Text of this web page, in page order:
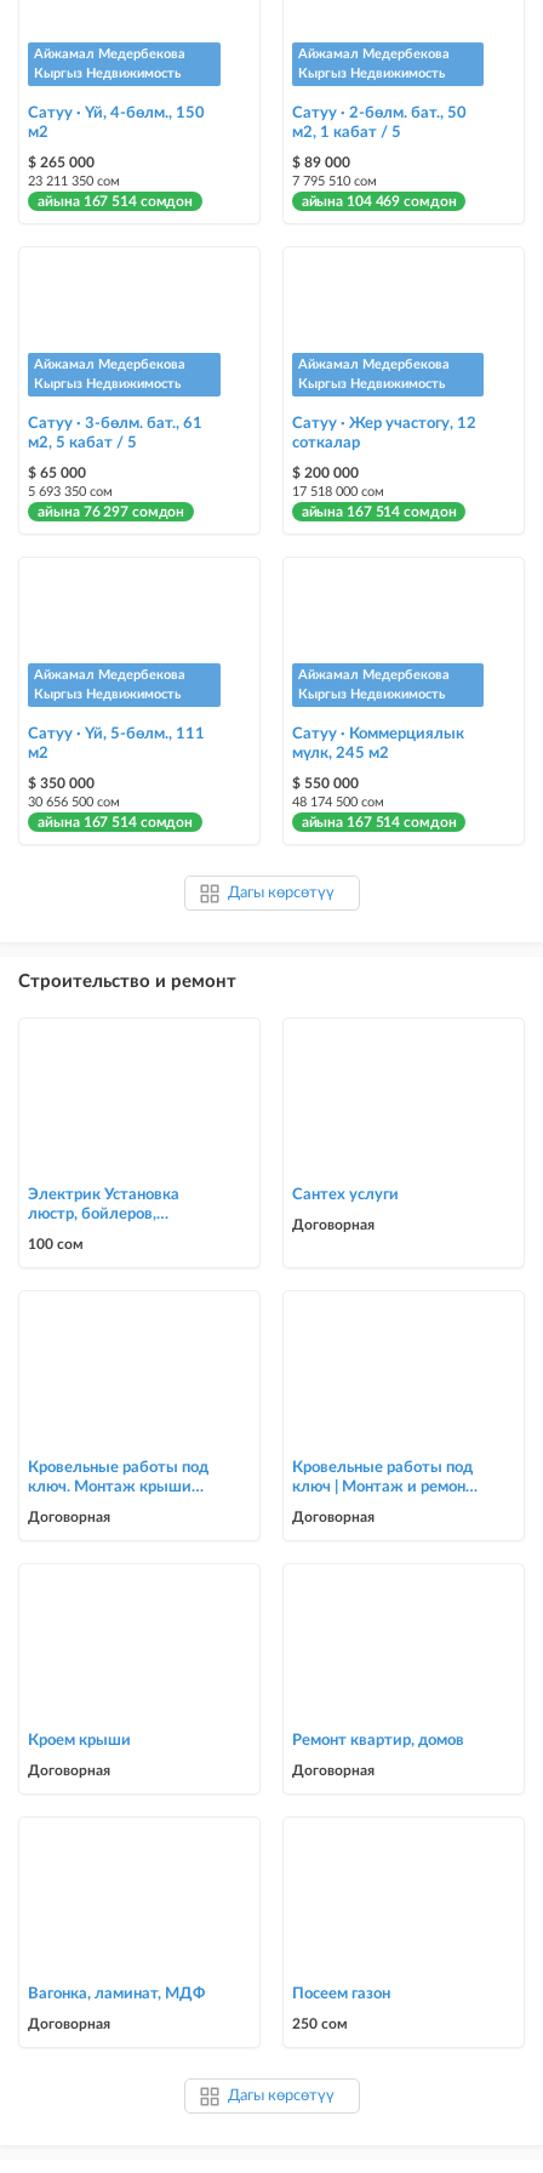
бөлүмүндө көрсөтүлөт
Чаптамалар
Опциялары бар жаркыраган стикерлер сиздин мүлкүңүздү
башкалардан өзгөчөлөнтүп, аны тезирээк сатууга жардам берет
Айжамал Медербекова
Кыргыз Недвижимость
Сатуу · Үй, 4-бөлм., 150
м2
$ 265 000
23 211 350 сом
айына 167 514 сомдон
Айжамал Медербекова
Кыргыз Недвижимость
Сатуу · 2-бөлм. бат., 50
м2, 1 кабат / 5
$ 89 000
7 795 510 сом
айына 104 469 сомдон
Айжамал Медербекова
Кыргыз Недвижимость
Сатуу · 3-бөлм. бат., 61
м2, 5 кабат / 5
$ 65 000
5 693 350 сом
айына 76 297 сомдон
Айжамал Медербекова
Кыргыз Недвижимость
Сатуу · Жер участогу, 12
соткалар
$ 200 000
17 518 000 сом
айына 167 514 сомдон
Айжамал Медербекова
Кыргыз Недвижимость
Сатуу · Үй, 5-бөлм., 111
м2
$ 350 000
30 656 500 сом
айына 167 514 сомдон
Айжамал Медербекова
Кыргыз Недвижимость
Сатуу · Коммерциялык
мүлк, 245 м2
$ 550 000
48 174 500 сом
айына 167 514 сомдон
Дагы көрсөтүү
Строительство и ремонт
Электрик Установка
люстр, бойлеров,
0700303090
100 сом
Сантех услуги
Договорная
Кровельные работы под
ключ. Монтаж крыши
коттеджей
Договорная
Кровельные работы под
ключ | Монтаж и ремонт
Договорная
Кроем крыши
Договорная
Ремонт квартир, домов
Договорная
Вагонка, ламинат, МДФ
Договорная
Посеем газон
250 сом
Дагы көрсөтүү